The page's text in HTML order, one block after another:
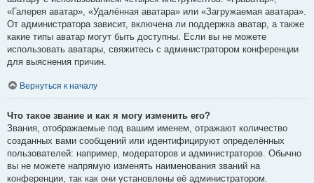
«Галерея аватар», «Удалённая аватара» или «Загружаемая аватара».
От администратора зависит, включена ли поддержка аватар, а также
какие типы аватар могут быть доступны. Если вы не можете
использовать аватары, свяжитесь с администратором конференции
для выяснения причин.
Вернуться к началу
Что такое звание и как я могу изменить его?
Звания, отображаемые под вашим именем, отражают количество
созданных вами сообщений или идентифицируют определённых
пользователей: например, модераторов и администраторов. Обычно
вы не можете напрямую изменять наименования званий на
конференции, так как они установлены её администратором.